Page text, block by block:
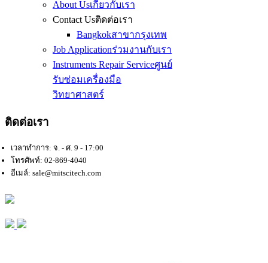
About Usเกี่ยวกับเรา
Contact Usติดต่อเรา
Bangkokสาขากรุงเทพ
Job Applicationร่วมงานกับเรา
Instruments Repair Serviceศูนย์
รับซ่อมเครื่องมือ
วิทยาศาสตร์
ติดต่อเรา
เวลาทำการ: จ. - ศ. 9 - 17:00
โทรศัพท์: 02-869-4040
อีเมล์: sale@mitscitech.com